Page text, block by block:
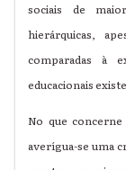
sociais de
hierárquicas,
comparadas à
educacionais
No que
averígua-se uma